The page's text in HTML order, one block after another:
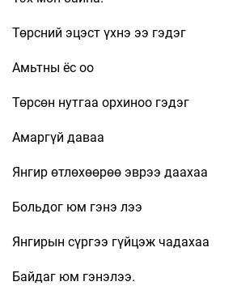
Төрсний эцэст үхнэ ээ гэдэг
Амьтны ёс оо
Төрсөн нутгаа орхиноо гэдэг
Амаргүй даваа
Янгир өтлөхөөрөө эврээ даахаа
Больдог юм гэнэ лээ
Янгирын сүргээ гүйцэж чадахаа
Байдаг юм гэнэлээ.